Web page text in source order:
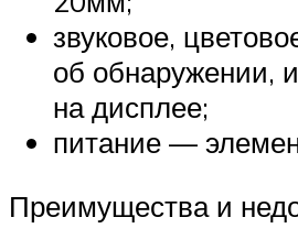
звуковое,
об обнаружении,
на дисплее;
питание —
Преимущества и